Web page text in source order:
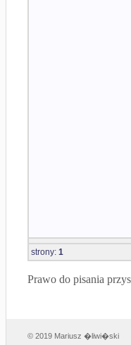
strony: 1
Prawo do pisania
© 2019 Mariusz �liwi�ski